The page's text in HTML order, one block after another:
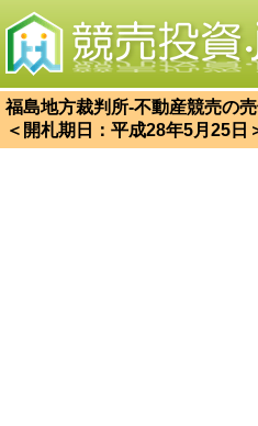
福島地方裁判所-不動産競売の
＜開札期日：平成28年5月25日